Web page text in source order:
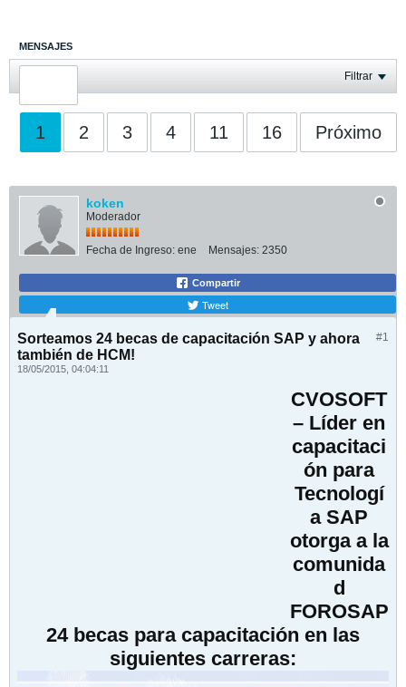
MENSAJES
ÚLTIMA ACTIVIDAD Filtrar
1 2 3 4 11 16 Próximo
koken
Moderador
Fecha de Ingreso: ene Mensajes: 2350
Compartir
Tweet
#1
Sorteamos 24 becas de capacitación SAP y ahora
también de HCM!
18/05/2015, 04:04:11
CVOSOFT
– Líder en
capacitaci
ón para
Tecnologí
a SAP
otorga a la
comunida
d
FOROSAP
24 becas para capacitación en las
siguientes carreras: